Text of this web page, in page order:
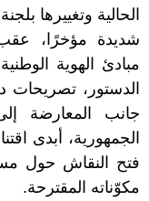
الحالية وتغييرها
شديدة مؤخرًا،
مبادئ الهوية
الدستور، تصريحات
جانب المعارضة
الجمهورية، أبدى
فتح النقاش حول
مكوّناته المقترحة.